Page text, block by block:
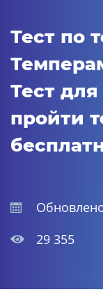
Тест по
Тест
пройти
29 355